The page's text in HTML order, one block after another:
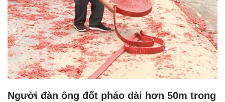
Người đàn ông đốt pháo dài hơn 50m trong